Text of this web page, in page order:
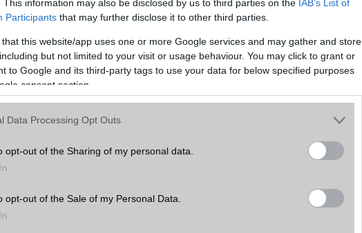
This information may also be disclosed by us to third parties on the IAB’s List of
Participants that may further disclose it to other third parties.
that this website/app uses one or more Google services and may gather and store
but not limited to your visit or usage behaviour. You may click to grant or
to Google and its third-party tags to use your data for below specified purposes
consent section.
Data Processing Opt Outs
opt-out of the Sharing of my personal data.
opt-out of the Sale of my Personal Data.